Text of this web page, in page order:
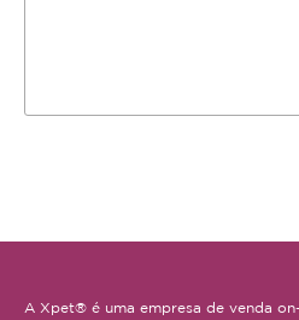
A Xpet® é uma empresa de venda